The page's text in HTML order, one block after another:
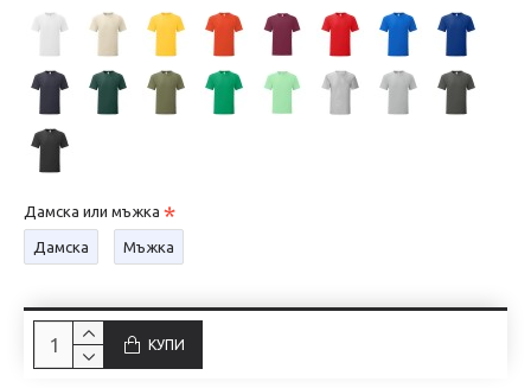
Дамска или мъжка
Дамска Мъжка
КУПИ